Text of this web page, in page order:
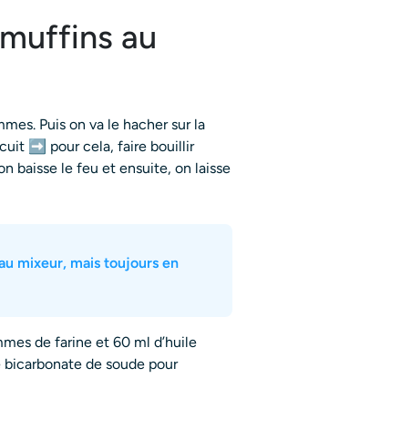
au
Puis on va le hacher sur la
cuit ➡ pour cela, faire bouillir
baisse le feu et ensuite, on laisse
mixeur, mais toujours en
de farine et 60 ml d’huile
de soude pour